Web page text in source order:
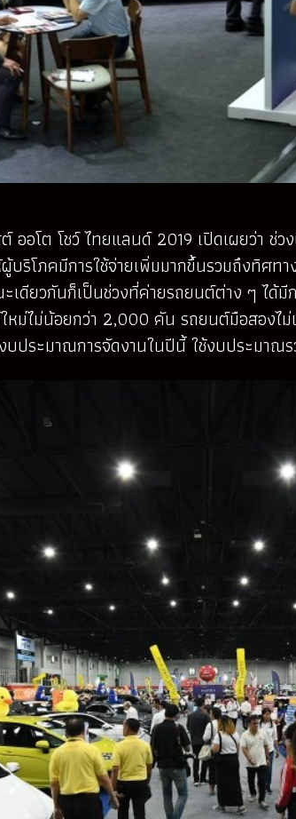
อโต โชว์ ไทยแลนด์ 2019 เปิดเผยว่า ช่
ริโภคมีการใช้จ่ายเพิ่มมากขึ้นรวมถึงทิศ
ดียวกันก็เป็นช่วงที่ค่ายรถยนต์ต่าง ๆ ได้
หม่ไม่น้อยกว่า 2,000 คัน รถยนต์มือสอง
ประมาณการจัดงานในปีนี้ ใช้งบประมาณ